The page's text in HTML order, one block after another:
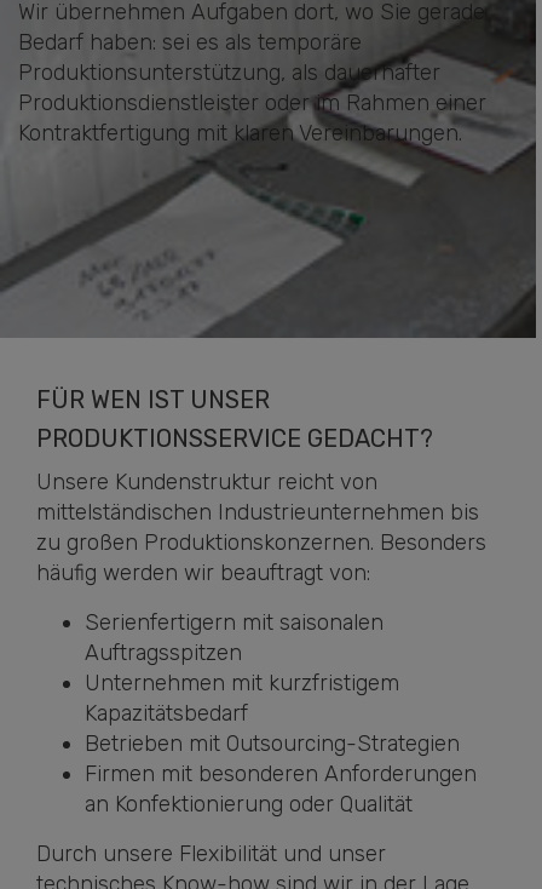
Wir übernehmen Aufgaben dort, wo Sie gerade
Bedarf haben: sei es als temporäre
Produktionsunterstützung, als dauerhafter
Produktionsdienstleister oder im Rahmen einer
Kontraktfertigung mit klaren Vereinbarungen.
FÜR WEN IST UNSER
PRODUKTIONSSERVICE GEDACHT?
Unsere Kundenstruktur reicht von
mittelständischen Industrieunternehmen bis
zu großen Produktionskonzernen. Besonders
häufig werden wir beauftragt von:
Serienfertigern mit saisonalen
Auftragsspitzen
Unternehmen mit kurzfristigem
Kapazitätsbedarf
Betrieben mit Outsourcing-Strategien
Firmen mit besonderen Anforderungen
an Konfektionierung oder Qualität
Durch unsere Flexibilität und unser